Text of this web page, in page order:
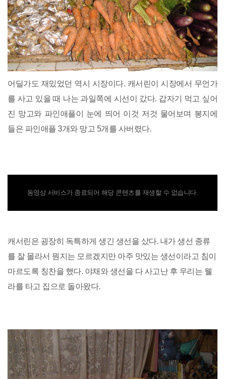
어딜가도 재밌었던 역시 시장이다. 캐서린이 시장에서 무언가
를 사고 있을 때 나는 과일쪽에 시선이 갔다. 갑자기 먹고 싶어
진 망고와 파인애플이 눈에 띄어 이것 저것 물어보며 봉지에
들은 파인애플 3개와 망고 5개를 사버렸다.
동영상 서비스가 종료되어 해당 콘텐츠를 재생할 수 없습니다.
캐서린은 굉장히 독특하게 생긴 생선을 샀다. 내가 생선 종류
를 잘 몰라서 뭔지는 모르겠지만 아주 맛있는 생선이라고 침이
마르도록 칭찬을 했다. 야채와 생선을 다 사고난 후 우리는 웰
라를 타고 집으로 돌아왔다.